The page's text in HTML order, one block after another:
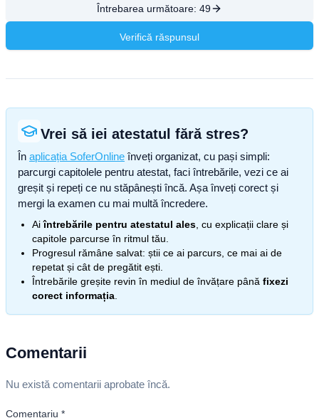
Întrebarea următoare: 49
Verifică răspunsul
Vrei să iei atestatul fără stres?
În aplicația SoferOnline înveți organizat, cu pași simpli:
parcurgi capitolele pentru atestat, faci întrebările, vezi ce ai
greșit și repeți ce nu stăpânești încă. Așa înveți corect și
mergi la examen cu mai multă încredere.
Aiîntrebările pentru atestatul ales , cu explicații clare și
capitole parcurse în ritmul tău.
Progresul rămâne salvat: știi ce ai parcurs, ce mai ai de
repetat și cât de pregătit ești.
Întrebările greșite revin în mediul de învățare până fixezi
corect informația
Comentarii
Nu există comentarii aprobate încă.
Comentariu *